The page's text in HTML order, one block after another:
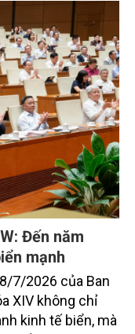
thúc đẩy tăng
nhìn đến năm
Đến năm
mạnh
7/2026 của Ban
XIV không chỉ
kinh tế biển, mà